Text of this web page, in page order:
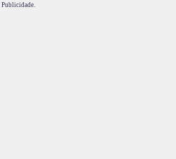
Publicidade.